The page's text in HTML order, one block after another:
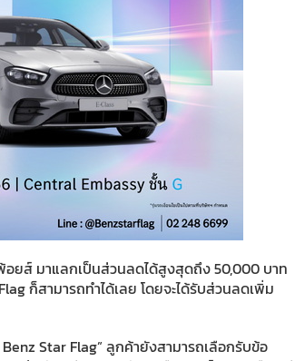
ยส์ มาแลกเป็นส่วนลดได้สูงสุดถึง 50,000 บาท
ก็สามารถทำได้เลย โดยจะได้รับส่วนลดเพิ่ม
Star Flag” ลูกค้ายังสามารถเลือกรับข้อ